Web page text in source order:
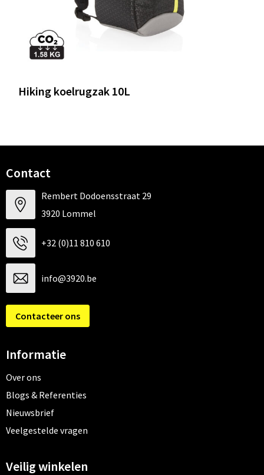
Hiking koelrugzak 10L
Contact
Rembert Dodoensstraat 29
3920 Lommel
+32 (0)11 810 610
info@3920.be
Contacteer ons
Informatie
Over ons
Blogs & Referenties
Nieuwsbrief
Veelgestelde vragen
Veilig winkelen